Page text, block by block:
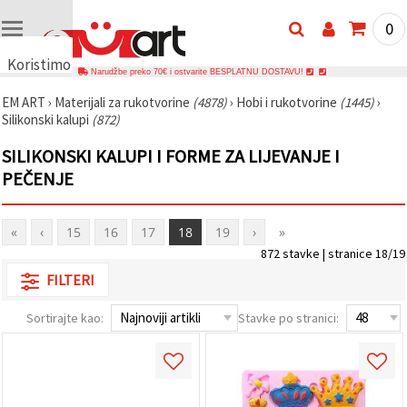
Koristimo
🍪
Koristimo
slične
tehnologije
kako bismo
funkcioniranje
web-
vaše
iskustvo i,
uz vašu
0
Narudžbe preko 70€ i ostvarite BESPLATNU DOSTAVU!
EM ART › Materijali za rukotvorine (4878)› Hobi i rukotvorine (1445)›
Silikonski kalupi (872)
SILIKONSKI KALUPI I FORME ZA LIJEVANJE I
PEČENJE
« ‹ 15 16 17 18 19 › »
872 stavke | stranice 18/19
FILTERI
Sortirajte kao: Stavke po stranici: